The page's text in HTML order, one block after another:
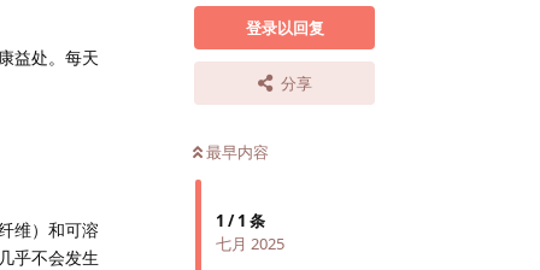
登录以回复
分享
最早内容
1 /1 条
七月 2025
益处。每天
维）和可溶
乎不会发生